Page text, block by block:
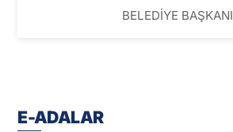
BELEDİYE BAŞKANI
E-ADALAR